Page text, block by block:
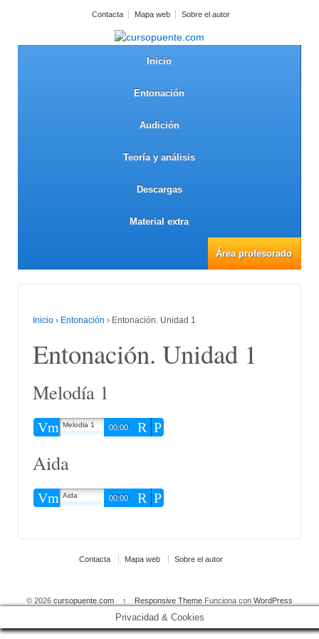
Contacta Mapa web Sobre el autor
Inicio
Entonación
Audición
Teoría y análisis
Descargas
Material extra
Área profesorado
Inicio › Entonación › Entonación. Unidad 1
Entonación. Unidad 1
Melodía 1
Vm Melodia 1 00:00 R P
Aida
Vm Aida 00:00 R P
Contacta Mapa web Sobre el autor
© 2026 cursopuente.com ↑ Responsive ThemeFunciona con WordPress
Privacidad & Cookies